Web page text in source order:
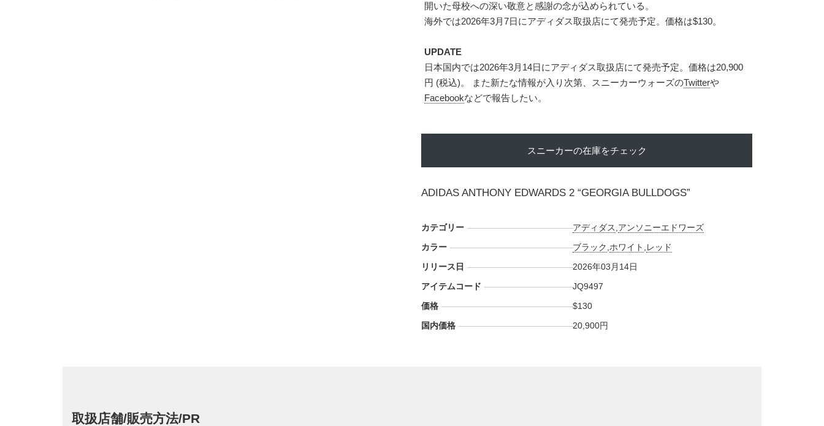
開いた母校への深い敬意と感謝の念が込められている。
海外では2026年3月7日にアディダス取扱店にて発売予定。価格は$130。
UPDATE
日本国内では2026年3月14日にアディダス取扱店にて発売予定。価格は20,900
円 (税込)。 また新たな情報が入り次第、スニーカーウォーズのTwitterや
Facebookなどで報告したい。
スニーカーの在庫をチェック
ADIDAS ANTHONY EDWARDS 2 “GEORGIA BULLDOGS”
カテゴリー アディダス アンソニーエドワーズ
カラー
ブラック ホワイト レッド
リリース日
2026年03月14日
アイテムコード
JQ9497
価格
$130
国内価格
20,900円
取扱店舗/販売方法/PR